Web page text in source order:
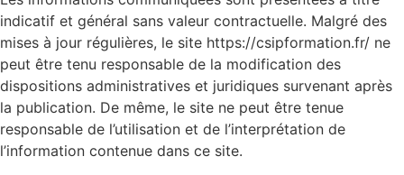
indicatif et général sans valeur contractuelle. Malgré des
mises à jour régulières, le site https://csipformation.fr/ ne
peut être tenu responsable de la modification des
dispositions administratives et juridiques survenant après
la publication. De même, le site ne peut être tenue
responsable de l’utilisation et de l’interprétation de
l’information contenue dans ce site.